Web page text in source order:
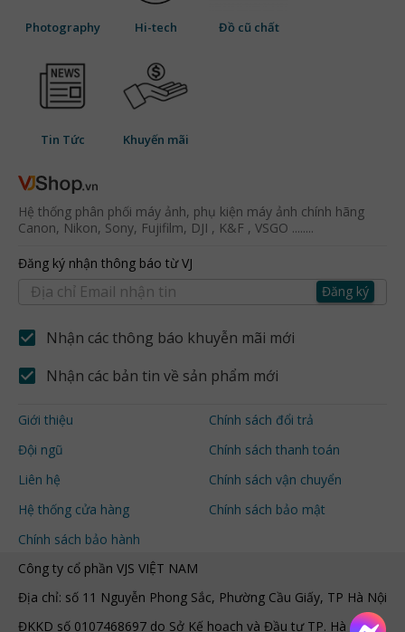
Photography Hi-tech Đồ cũ chất
Tin Tức Khuyến mãi
Hệ thống phân phối máy ảnh, phụ kiện máy ảnh chính hãng
Canon, Nikon, Sony, Fujifilm, DJI , K&F , VSGO ........
Đăng ký nhận thông báo từ VJ
Đăng ký
Nhận các thông báo khuyễn mãi mới
Nhận các bản tin về sản phẩm mới
Giới thiệu
Đội ngũ
Liên hệ
Hệ thống cửa hàng
Chính sách bảo hành
Chính sách đổi trả
Chính sách thanh toán
Chính sách vận chuyển
Chính sách bảo mật
Công ty cổ phần VJS VIỆT NAM
Địa chỉ: số 11 Nguyễn Phong Sắc, Phường Cầu Giấy, TP Hà Nội
ĐKKD số 0107468697 do Sở Kế hoạch và Đầu tư TP. Hà Nội